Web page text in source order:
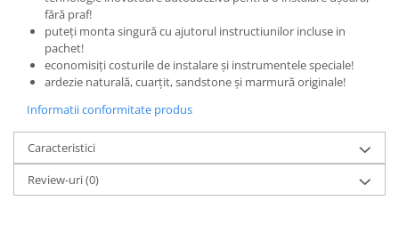
fără praf!
puteți monta singură cu ajutorul instructiunilor incluse in
pachet!
economisiți costurile de instalare și instrumentele speciale!
ardezie naturală, cuarțit, sandstone și marmură originale!
Informatii conformitate produs
Caracteristici
Review-uri(0)